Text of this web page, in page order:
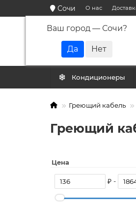
Сочи
Ваш город — Сочи?
О нас
Кондиционеры
Греющий кабель
Греющий
Цена
₽ -